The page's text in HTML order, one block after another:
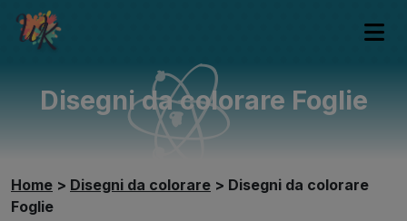
Disegni da colorare Foglie
Home > Disegni da colorare > Disegni da colorare
Foglie